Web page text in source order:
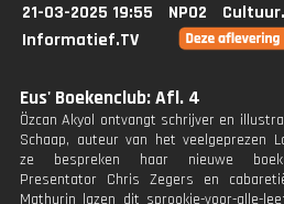
21-03-2025 19:55 NPO2
Informatief.TV
Eus' Boekenclub: Afl. 4
Özcan Akyol ontvangt schrijver en
Schaap, auteur van het veelgeprezen
ze bespreken haar nieuwe
Presentator Chris Zegers en
Mathurin lazen dit sprookje-voor-alle-